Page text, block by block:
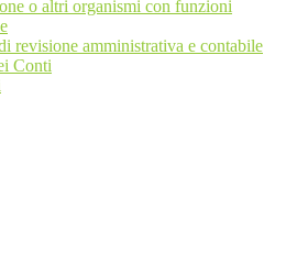
o altri organismi con funzioni
revisione amministrativa e contabile
Conti